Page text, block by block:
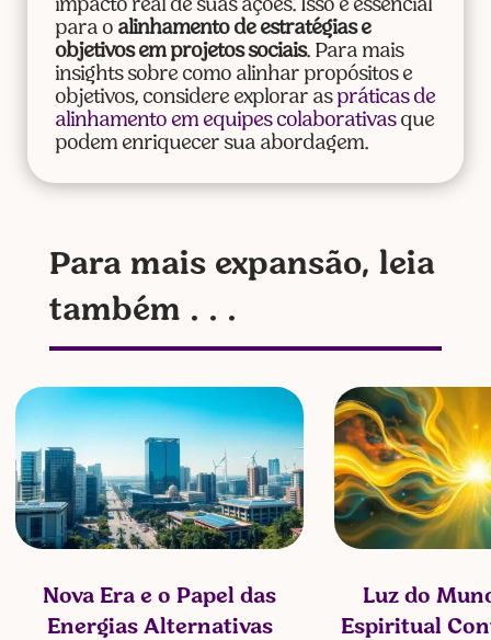
impacto real de suas ações. Isso é essencial
para o alinhamento de estratégias e
objetivos em projetos sociais. Para mais
insights sobre como alinhar propósitos e
objetivos, considere explorar as práticas de
alinhamento em equipes colaborativasque
podem enriquecer sua abordagem.
Para mais expansão, leia
também . . .
Nova Era e o Papel das
Energias Alternativas
Luz do
Espiritual